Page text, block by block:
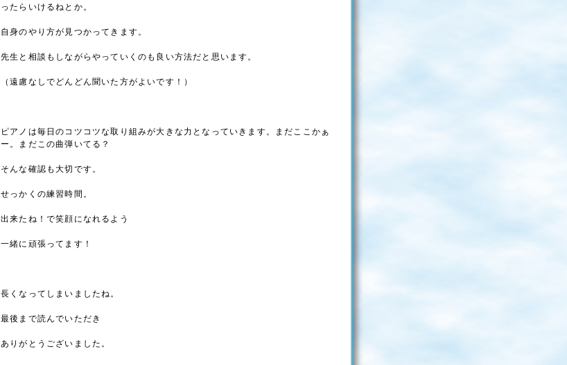
ったらいけるねとか。
自身のやり方が見つかってきます。
先生と相談もしながらやっていくのも良い方法だと思います。
（遠慮なしでどんどん聞いた方がよいです！）
ピアノは毎日のコツコツな取り組みが大きな力となっていきます。まだここかぁ
ー。まだこの曲弾いてる？
そんな確認も大切です。
せっかくの練習時間。
出来たね！で笑顔になれるよう
一緒に頑張ってます！
長くなってしまいましたね。
最後まで読んでいただき
ありがとうございました。